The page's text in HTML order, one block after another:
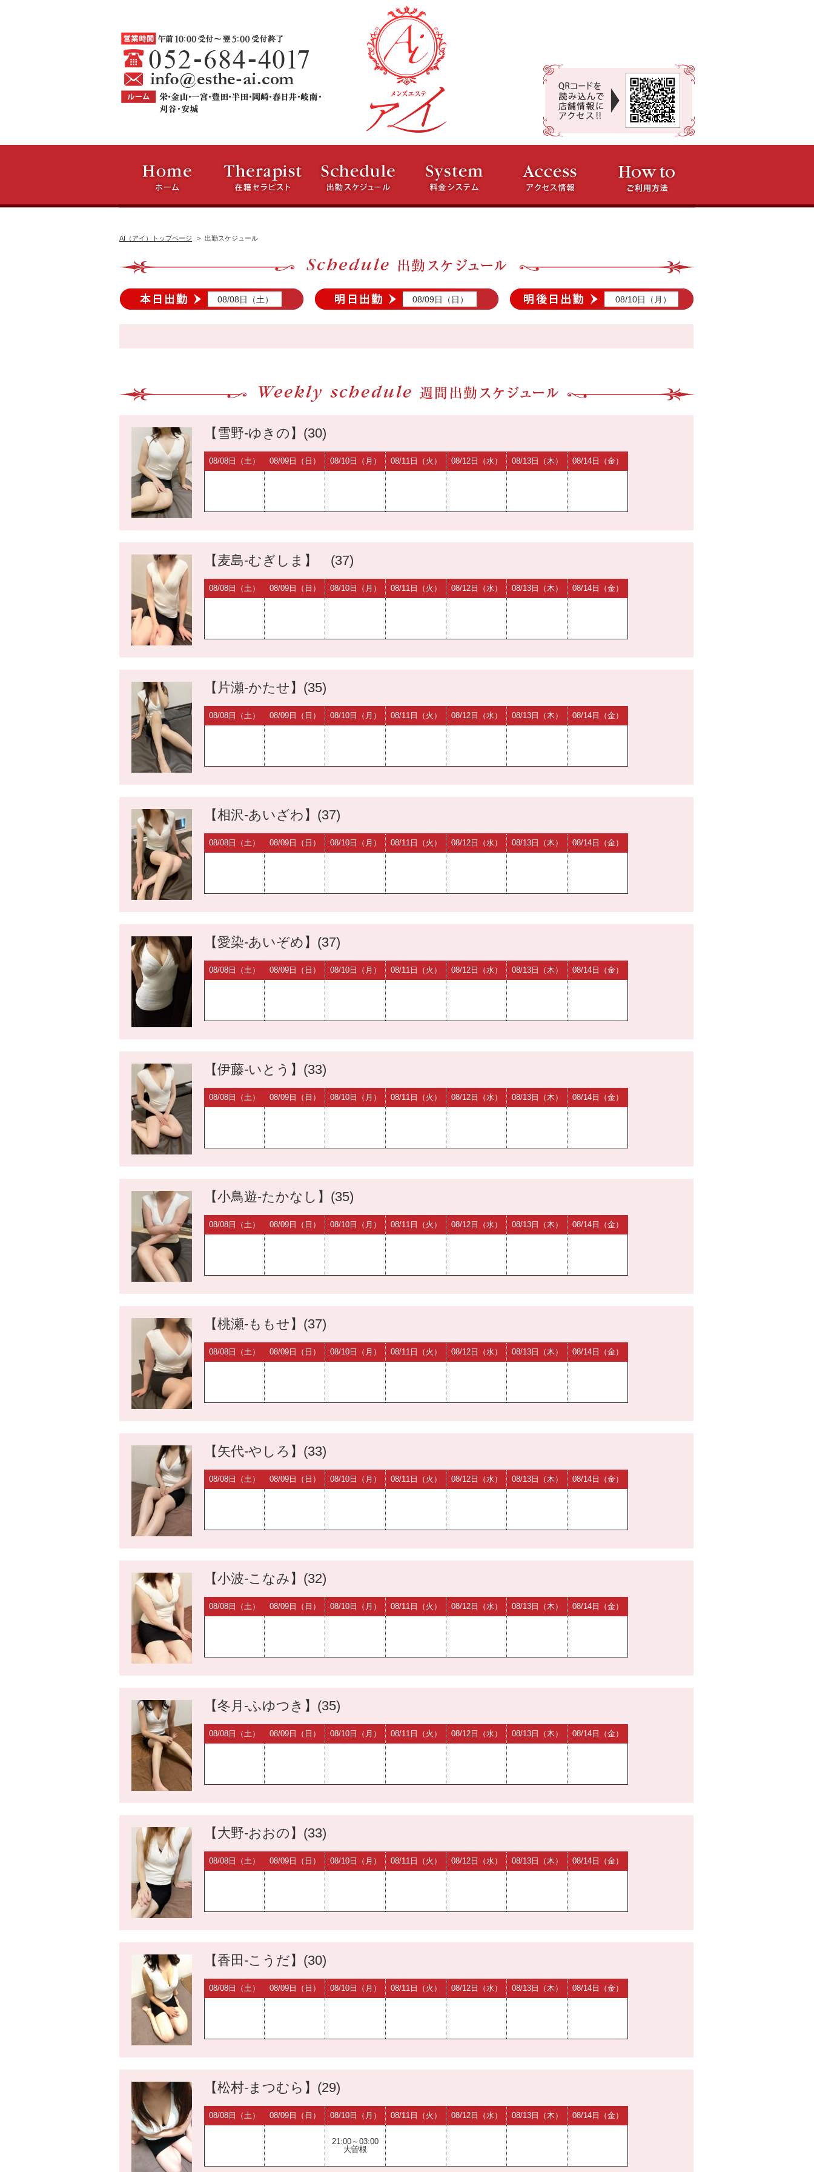
AI（アイ）トップページ 出勤スケジュール
08/08日（土） 08/09日（日） 08/10日（月）
【雪野-ゆきの】(30)
08/08日（土） 08/09日（日） 08/10日（月） 08/11日（火） 08/12日（水） 08/13日（木） 08/14日（金）
【麦島-むぎしま】 (37)
08/08日（土） 08/09日（日） 08/10日（月） 08/11日（火） 08/12日（水） 08/13日（木） 08/14日（金）
【片瀬-かたせ】(35)
08/08日（土） 08/09日（日） 08/10日（月） 08/11日（火） 08/12日（水） 08/13日（木） 08/14日（金）
【相沢-あいざわ】(37)
08/08日（土） 08/09日（日） 08/10日（月） 08/11日（火） 08/12日（水） 08/13日（木） 08/14日（金）
【愛染-あいぞめ】(37)
08/08日（土） 08/09日（日） 08/10日（月） 08/11日（火） 08/12日（水） 08/13日（木） 08/14日（金）
【伊藤-いとう】(33)
08/08日（土） 08/09日（日） 08/10日（月） 08/11日（火） 08/12日（水） 08/13日（木） 08/14日（金）
【小鳥遊-たかなし】(35)
08/08日（土） 08/09日（日） 08/10日（月） 08/11日（火） 08/12日（水） 08/13日（木） 08/14日（金）
【桃瀬-ももせ】(37)
08/08日（土） 08/09日（日） 08/10日（月） 08/11日（火） 08/12日（水） 08/13日（木） 08/14日（金）
【矢代-やしろ】(33)
08/08日（土） 08/09日（日） 08/10日（月） 08/11日（火） 08/12日（水） 08/13日（木） 08/14日（金）
【小波-こなみ】(32)
08/08日（土） 08/09日（日） 08/10日（月） 08/11日（火） 08/12日（水） 08/13日（木） 08/14日（金）
【冬月-ふゆつき】(35)
08/08日（土） 08/09日（日） 08/10日（月） 08/11日（火） 08/12日（水） 08/13日（木） 08/14日（金）
【大野-おおの】(33)
08/08日（土） 08/09日（日） 08/10日（月） 08/11日（火） 08/12日（水） 08/13日（木） 08/14日（金）
【香田-こうだ】(30)
08/08日（土） 08/09日（日） 08/10日（月） 08/11日（火） 08/12日（水） 08/13日（木） 08/14日（金）
【松村-まつむら】(29)
08/08日（土） 08/09日（日） 08/10日（月） 08/11日（火） 08/12日（水） 08/13日（木） 08/14日（金）
21:00～03:00
大曽根